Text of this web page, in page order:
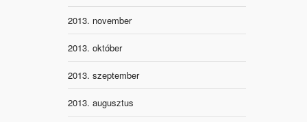
2013. november
2013. október
2013. szeptember
2013. augusztus